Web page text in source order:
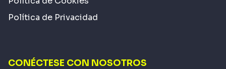
Política de Privacidad
CONÉCTESE CON NOSOTROS